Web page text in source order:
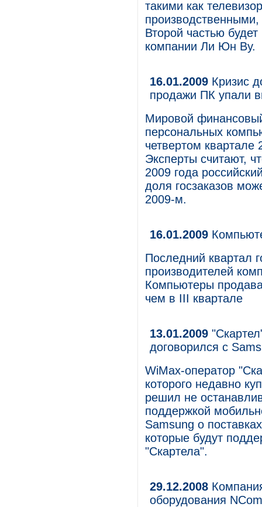
такими как
Второй частью
компании Ли Юн Ву.
16.01.2009 Кризис
продажи ПК упали
Мировой
персональных
четвертом квартале
Эксперты считают,
2009 года
доля госзаказов
2009-м.
16.01.2009
Последний квартал
производителей
Компьютеры
чем в III квартале
13.01.2009
договорился с
WiMax-оператор
которого недавно
решил не
поддержкой
Samsung о
которые будут
"Скартела".
29.12.2008
оборудования